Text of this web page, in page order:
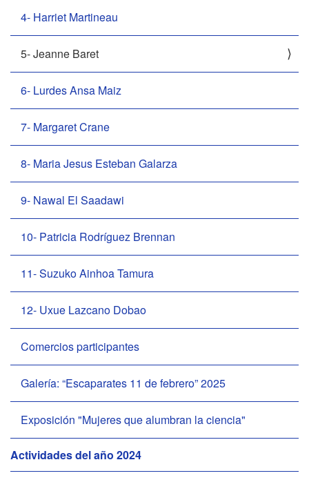
4- Harriet Martineau
5- Jeanne Baret
6- Lurdes Ansa Maiz
7- Margaret Crane
8- Maria Jesus Esteban Galarza
9- Nawal El Saadawi
10- Patricia Rodríguez Brennan
11- Suzuko Ainhoa Tamura
12- Uxue Lazcano Dobao
Comercios participantes
Galería: “Escaparates 11 de febrero” 2025
Exposición "Mujeres que alumbran la ciencia"
Actividades del año 2024